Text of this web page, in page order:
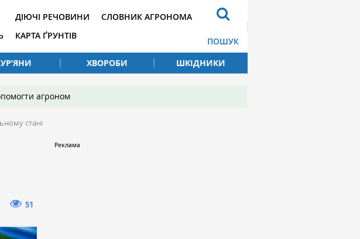
ДІЮЧІ РЕЧОВИНИ
КАРТА ҐРУНТІВ
СЛОВНИК АГРОНОМА
ПОШУК
ХВОРОБИ ШКІДНИКИ
агроном
стані
51